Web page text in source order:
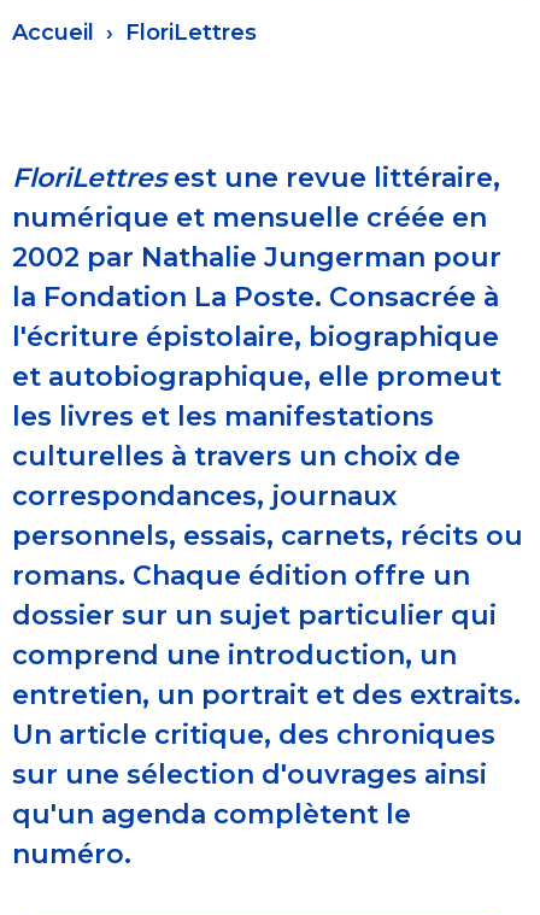
Fil
Accueil FloriLettres
FloriLettresest une revue littéraire,
numérique et mensuelle créée en
2002 par Nathalie Jungerman pour
la Fondation La Poste. Consacrée à
l'écriture épistolaire, biographique
et autobiographique, elle promeut
les livres et les manifestations
culturelles à travers un choix de
correspondances, journaux
personnels, essais, carnets, récits ou
romans. Chaque édition offre un
dossier sur un sujet particulier qui
comprend une introduction, un
entretien, un portrait et des extraits.
Un article critique, des chroniques
sur une sélection d'ouvrages ainsi
qu'un agenda complètent le
numéro.